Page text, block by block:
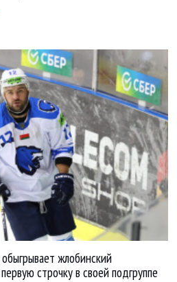
жлобинский
строчку в своей подгруппе